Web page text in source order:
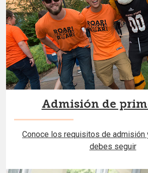
Admisión de
Conoce los requisitos de admisión
debes seguir